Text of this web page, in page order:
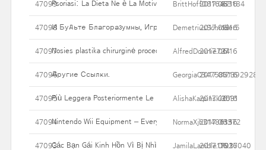
47099Psoriasi: La Dieta Ne è La Motivo, La Dieta è La Cura
BrittHoff0816433184
2017.06.16
87
47098И Будьте Благоразумны, Играя В Казино! Помните, Что
DemetriusSchroder5
2017.06.16
19
47097Nosies plastika chirurginė procedūra - rūšys variantų & Kaip jie
AlfredDownie727
2017.06.16
34
47096Другие Ссылки. GeorgiaO3475871392928
2017.06.16
17
47095Più Leggera Posteriormente Le Feste, Senza Contare Essere
AlishaKarpinski2031
2017.06.16
35
47094Nintendo Wii Equipment – Everyone Wish To Have That One
NormaXjh314861372
2017.06.16
135
47093Các Bạn Gái Kinh Hồn Vì Bị Nhìn Xuyên Xống áoJamilaLamble17937040
2017.06.16
102